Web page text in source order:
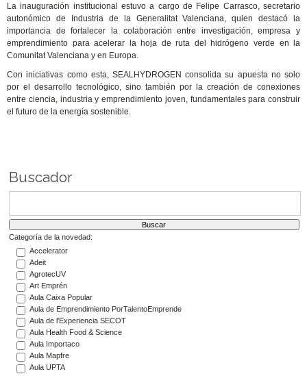
La inauguración institucional estuvo a cargo de Felipe Carrasco, secretario
autonómico de Industria de la Generalitat Valenciana, quien destacó la
importancia de fortalecer la colaboración entre investigación, empresa y
emprendimiento para acelerar la hoja de ruta del hidrógeno verde en la
Comunitat Valenciana y en Europa.
Con iniciativas como esta, SEALHYDROGEN consolida su apuesta no solo
por el desarrollo tecnológico, sino también por la creación de conexiones
entre ciencia, industria y emprendimiento joven, fundamentales para construir
el futuro de la energía sostenible.
Buscador
Categoría de la novedad:
Accelerator
Adeit
AgrotecUV
Art Emprén
Aula Caixa Popular
Aula de Emprendimiento PorTalentoEmprende
Aula de l'Experiencia SECOT
Aula Health Food & Science
Aula Importaco
Aula Mapfre
Aula UPTA